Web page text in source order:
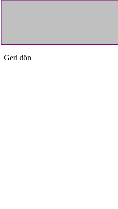
Geri dön